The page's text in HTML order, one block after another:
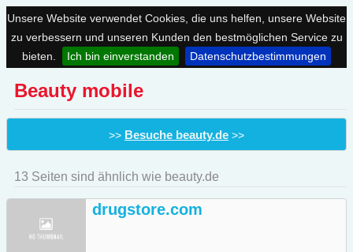
Unsere Website verwendet Cookies, die uns helfen, unsere Website
zu verbessern und unseren Kunden den bestmöglichen Service zu
bieten.
Ich bin einverstanden Datenschutzbestimmungen
Beauty mobile
>> Besuche beauty.de >>
13 Seiten sind ähnlich wie beauty.de
drugstore.com